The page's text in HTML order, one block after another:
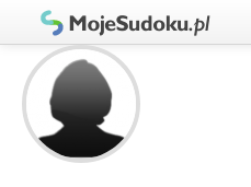
Graj w Sudoku!
Zasady Sudoku
Rankingi